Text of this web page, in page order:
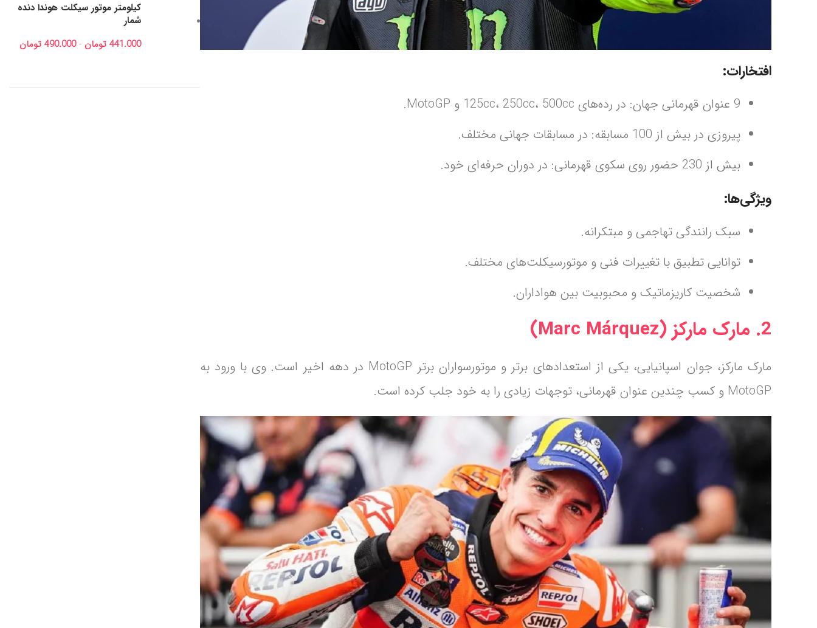
افتخارات:
9 عنوان قهرمانی جهان: در رده‌های 125cc، 250cc، 500cc و MotoGP.
پیروزی در بیش از 100 مسابقه: در مسابقات جهانی مختلف.
بیش از 230 حضور روی سکوی قهرمانی: در دوران حرفه‌ای خود.
ویژگی‌ها:
سبک رانندگی تهاجمی و مبتکرانه.
توانایی تطبیق با تغییرات فنی و موتورسیکلت‌های مختلف.
شخصیت کاریزماتیک و محبوبیت بین هواداران.
2. مارک مارکز (Marc Márquez)
مارک مارکز، جوان اسپانیایی، یکی از استعدادهای برتر و موتورسواران برتر MotoGP در دهه اخیر است. وی با ورود به
MotoGP و کسب چندین عنوان قهرمانی، توجهات زیادی را به خود جلب کرده است.
کیلومتر موتور سیکلت هوندا دنده
شمار
441.000 تومان -
490.000 تومان